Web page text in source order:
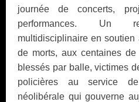
journée de concerts,
performances. Un
multidisciplinaire en
de morts, aux centaines
blessés par balle, victimes
policières au service
néolibérale qui gouverne